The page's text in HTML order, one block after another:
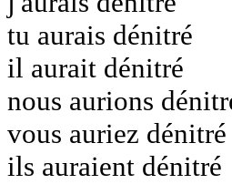
tu aurais dénitré
il aurait dénitré
nous aurions
vous auriez dénitré
ils auraient dénitré